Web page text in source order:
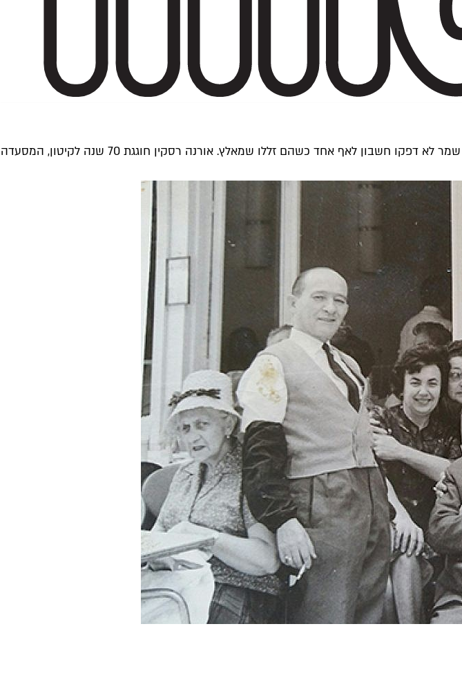
שושנה דמארי ויפה ירקוני מעולם לא ישבו שם באותו הזמן, אבל ארתור רובינשטיין, אורי זוהר ונעמי שמר לא דפקו חשבון לאף אחד כשהם זללו שמאלץ. אורנה רסקין חוגגת 70 שנה לקיטון, המסעדה